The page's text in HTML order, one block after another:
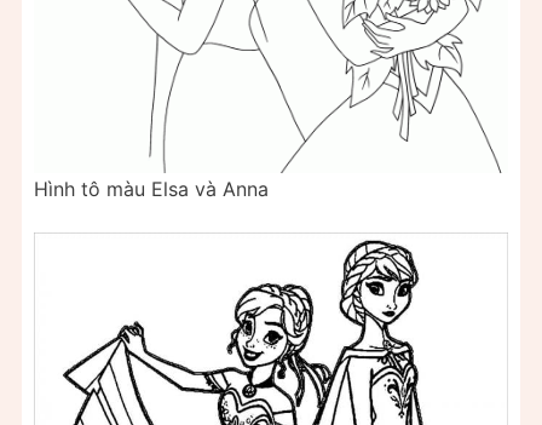
Hình tô màu Elsa và Anna